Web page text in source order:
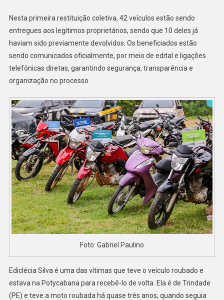
Nesta primeira restituição coletiva, 42 veículos estão sendo
entregues aos legítimos proprietários, sendo que 10 deles já
haviam sido previamente devolvidos. Os beneficiados estão
sendo comunicados oficialmente, por meio de edital e ligações
telefônicas diretas, garantindo segurança, transparência e
organização no processo.
Foto: Gabriel Paulino
Ediclécia Silva é uma das vítimas que teve o veículo roubado e
estava na Potycabana para recebê-lo de volta. Ela é de Trindade
(PE) e teve a moto roubada há quase três anos, quando seguia